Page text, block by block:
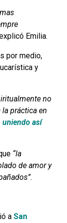
Emilia.
por medio,
y
no
la práctica en
así
“la
de amor y
a San